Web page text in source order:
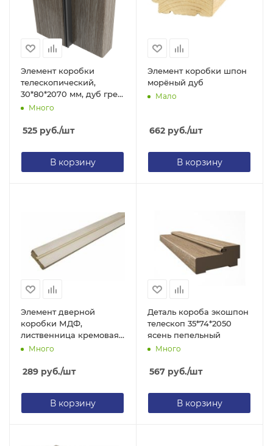
Элемент коробки
телескопический,
30*80*2070 мм, дуб грей,
с уплотнителем
Много
525 руб./шт
В корзину
Элемент коробки шпон
морёный дуб
Мало
662 руб./шт
В корзину
Элемент дверной
коробки МДФ,
лиственница кремовая,
с уплотнителем,
Много
289 руб./шт
В корзину
Деталь короба экошпон
телескоп 35*74*2050
ясень пепельный
Много
567 руб./шт
В корзину